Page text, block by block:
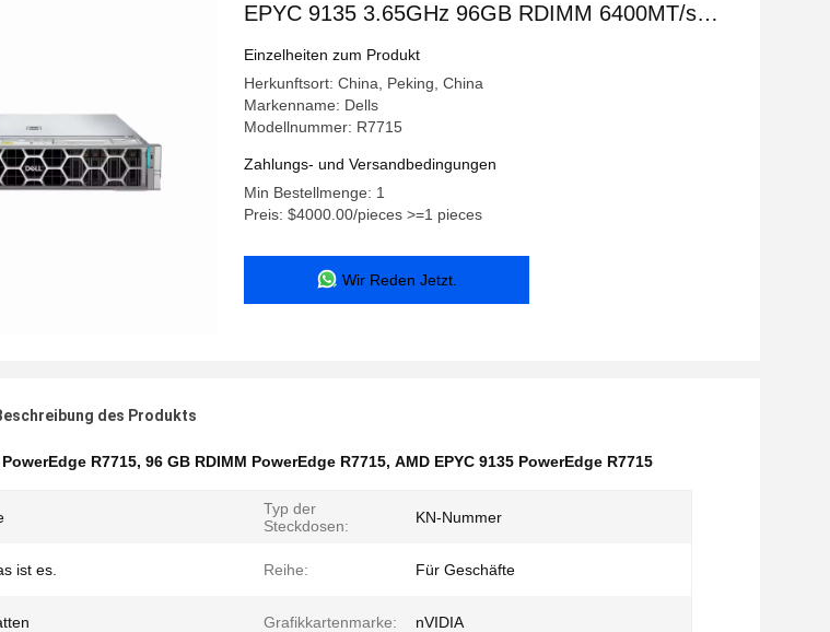
EPYC 9135 3.65GHz 96GB RDIMM 6400MT/s
1.92TB SSD SATA 2*1500W KI-Server
Einzelheiten zum Produkt
Herkunftsort: China, Peking, China
Markenname: Dells
Modellnummer: R7715
Zahlungs- und Versandbedingungen
Min Bestellmenge: 1
Preis: $4000.00/pieces >=1 pieces
Wir Reden Jetzt.
des Produkts
PowerEdge R7715, 96 GB RDIMM PowerEdge R7715, AMD EPYC 9135 PowerEdge R7715
Typ der
Steckdosen:
KN-Nummer
ist es. Reihe: Für Geschäfte
Grafikkartenmarke: nVIDIA